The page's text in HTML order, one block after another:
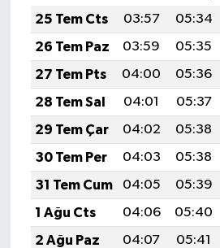
25 Tem Cts
03:57 05:34
26 Tem Paz
03:59 05:35
27 Tem Pts
04:00 05:36
28 Tem Sal
04:01 05:37
29 Tem Çar
04:02 05:38
30 Tem Per
04:03 05:38
31 Tem Cum
04:05 05:39
1 Ağu Cts
04:06 05:40
2 Ağu Paz
04:07 05:41